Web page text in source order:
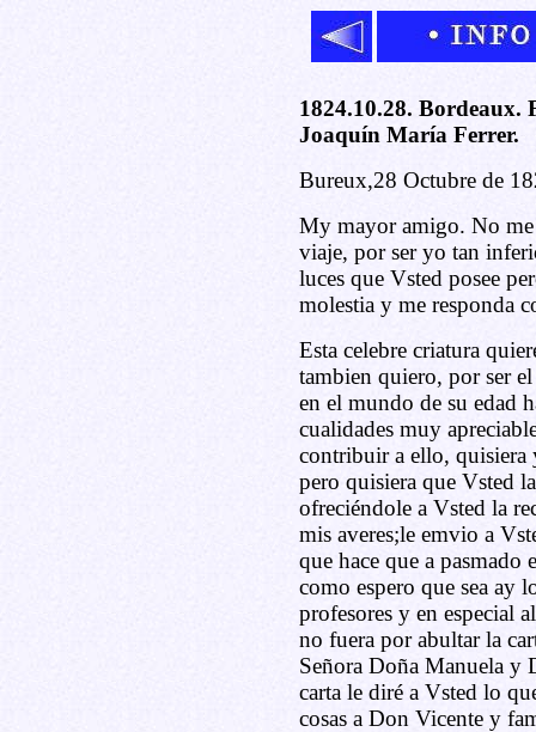
1824.10.28. Bordeaux.
Joaquín María Ferrer.
Bureux,28 Octubre de
My mayor amigo. No me
viaje, por ser yo tan
luces que Vsted posee
molestia y me responda
Esta celebre criatura
tambien quiero, por ser
en el mundo de su edad
cualidades muy
contribuir a ello, quisiera
pero quisiera que Vsted
ofreciéndole a Vsted la
mis averes;le emvio a
que hace que a pasmado
como espero que sea ay
profesores y en especial
no fuera por abultar la
Señora Doña Manuela y
carta le diré a Vsted lo
cosas a Don Vicente y